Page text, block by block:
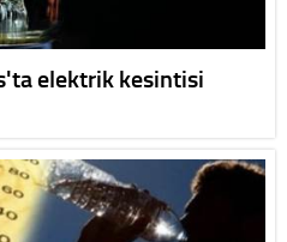
elektrik kesintisi